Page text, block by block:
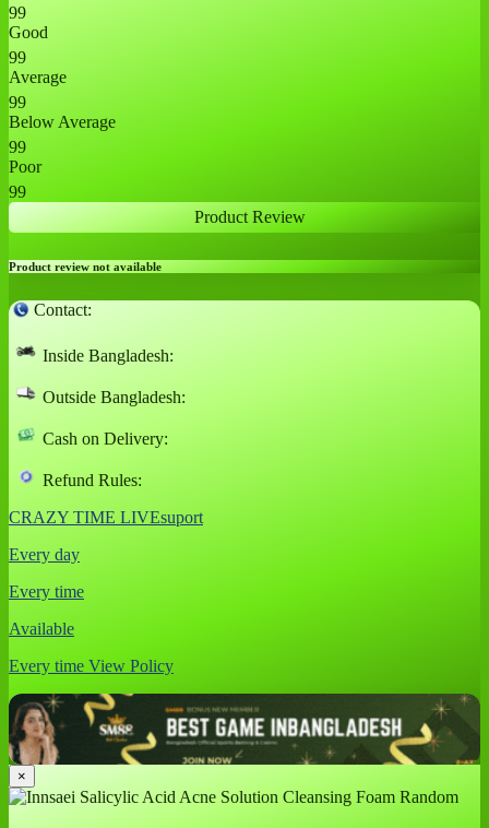
99
Good
99
Average
99
Below Average
99
Poor
99
Product Review
Product review not available
Contact:
Inside Bangladesh:
Outside Bangladesh:
Cash on Delivery:
Refund Rules:
CRAZY TIME LIVEsuport
Every day
Every time
Available
Every time View Policy
×